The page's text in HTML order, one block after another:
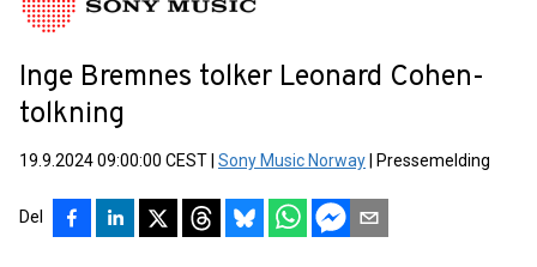
Inge Bremnes tolker Leonard Cohen-
tolkning
19.9.2024 09:00:00 CEST Sony Music Norway Pressemelding
Del